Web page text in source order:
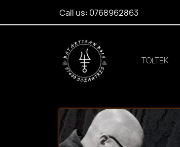
Call us: 0768962863
TOLTEK